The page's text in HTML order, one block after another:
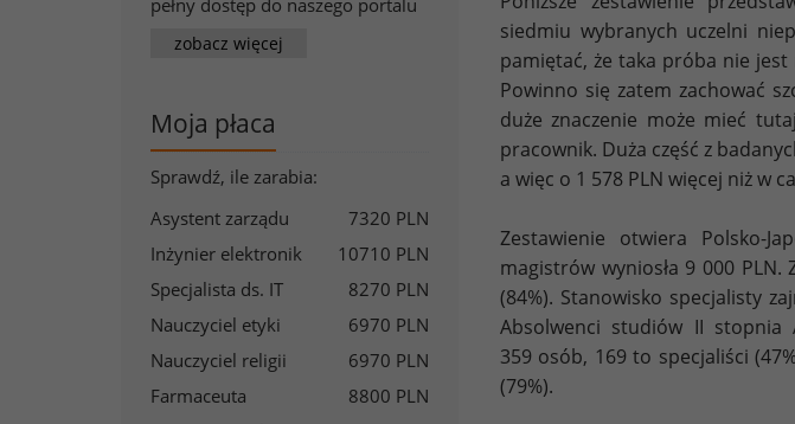
pełny dostęp do naszego portalu
zobacz więcej
Moja płaca
Sprawdź, ile zarabia:
Asystent zarządu
7320 PLN
Inżynier elektronik
10710 PLN
Specjalista ds. IT
8270 PLN
Nauczyciel etyki
6970 PLN
Nauczyciel religii
6970 PLN
Farmaceuta
8800 PLN
siedmiu wybranych uczelni
pamiętać, że taka próba nie jest
Powinno się zatem zachować
duże znaczenie może mieć
pracownik. Duża część z
a więc o 1 578 PLN więcej niż w
Zestawienie otwiera Polsko-
magistrów wyniosła 9 000
(84%). Stanowisko specjalisty
Absolwenci studiów II stopnia
359 osób, 169 to specjaliści
(79%).